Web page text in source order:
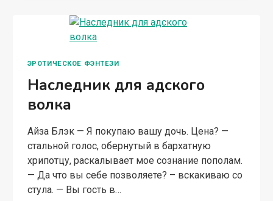
ЭРОТИЧЕСКОЕ ФЭНТЕЗИ
Наследник для адского
волка
Айза Блэк — Я покупаю вашу дочь. Цена? —
стальной голос, обернутый в бархатную
хрипотцу, раскалывает мое сознание пополам.
— Да что вы себе позволяете? – вскакиваю со
стула. — Вы гость в…